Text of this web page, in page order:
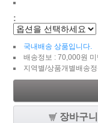
:
국내배송 상품입니다.
배송정보 : 70,000원
지역별/상품개별배송
장바구니